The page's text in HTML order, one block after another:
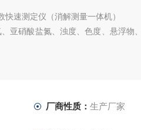
速测定仪（消解测量一体机）
亚硝酸盐氮、浊度、色度、悬浮物
厂商性质： 生产厂家